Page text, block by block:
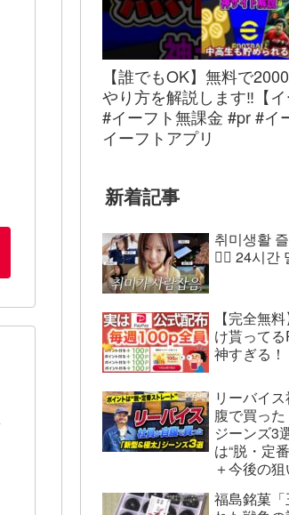
【誰でもOK】無料で
やり方を解説します‼︎【イ
#イーフト無課金 #pr #イ
イーフトアプリ
新着記事
취미생활
😵‍💫 24시
【完全無
け貰って
神すぎる！
リーバイ
腹で買った
ジーンズ3
は“脱・定
＋今後の
福島銘菓「